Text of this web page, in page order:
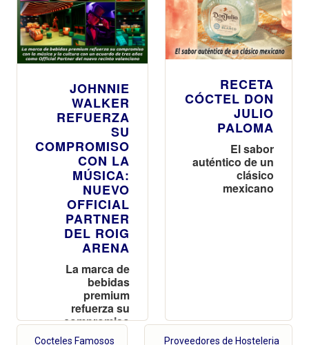
JOHNNIE
WALKER
REFUERZA
SU
COMPROMISO
CON LA
MÚSICA:
NUEVO
OFFICIAL
PARTNER
DEL ROIG
ARENA
La marca de
bebidas
premium
refuerza su
compromiso
con la música y
RECETA
CÓCTEL DON
JULIO
PALOMA
El sabor
auténtico de un
clásico
mexicano
Cocteles Famosos Proveedores de Hosteleria